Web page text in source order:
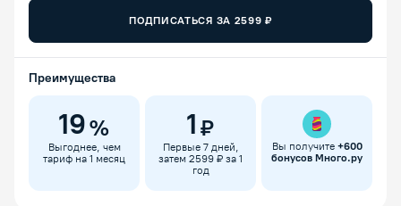
ПОДПИСАТЬСЯ ЗА 2599 ₽
Преимущества
19%
Выгоднее, чем
тариф на 1 месяц
1 ₽
Первые 7 дней,
затем 2599 ₽ за 1
год
Вы получите +600
бонусов Много.ру